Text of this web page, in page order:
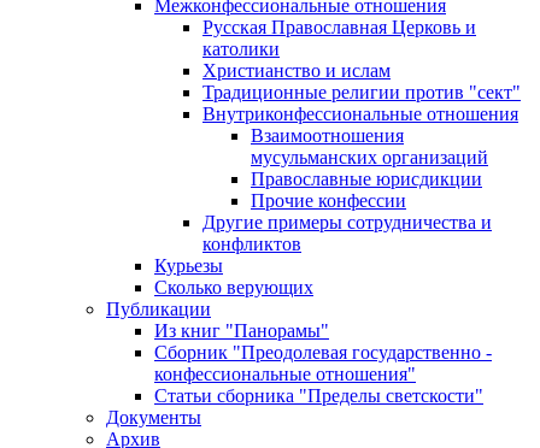
Межконфессиональные отношения
Русская Православная Церковь и
католики
Христианство и ислам
Традиционные религии против "сект"
Внутриконфессиональные отношения
Взаимоотношения
мусульманских организаций
Православные юрисдикции
Прочие конфессии
Другие примеры сотрудничества и
конфликтов
Курьезы
Сколько верующих
Публикации
Из книг "Панорамы"
Сборник "Преодолевая государственно -
конфессиональные отношения"
Статьи сборника "Пределы светскости"
Документы
Архив